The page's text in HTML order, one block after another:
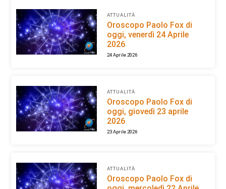
ATTUALITÀ
Oroscopo Paolo Fox di
oggi, venerdì 24 Aprile
2026
24 Aprile 2026
ATTUALITÀ
Oroscopo Paolo Fox di
oggi, giovedì 23 aprile
2026
23 Aprile 2026
ATTUALITÀ
Oroscopo Paolo Fox di